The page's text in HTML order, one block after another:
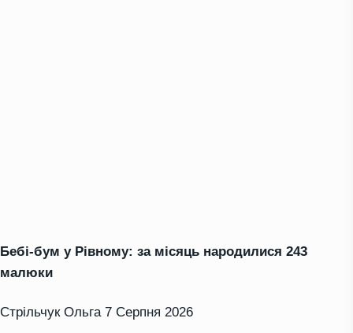
Бебі-бум у Рівному: за місяць народилися 243
малюки
Стрільчук Ольга 7 Серпня 2026